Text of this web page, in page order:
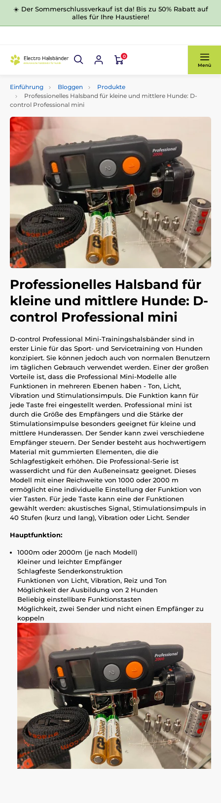
☀️ Der Sommerschlussverkauf ist da! Bis zu 50% Rabatt auf
alles für Ihre Haustiere!
0
Menü
Einführung Bloggen
Produkte
Professionelles Halsband für kleine und mittlere Hunde: D-
control Professional mini
Professionelles Halsband für
kleine und mittlere Hunde: D-
control Professional mini
D-control Professional Mini-Trainingshalsbänder sind in
erster Linie für das Sport- und Servicetraining von Hunden
konzipiert. Sie können jedoch auch von normalen Benutzern
im täglichen Gebrauch verwendet werden. Einer der großen
Vorteile ist, dass die Professional Mini-Modelle alle
Funktionen in mehreren Ebenen haben - Ton, Licht,
Vibration und Stimulationsimpuls. Die Funktion kann für
jede Taste frei eingestellt werden. Professional mini ist
durch die Größe des Empfängers und die Stärke der
Stimulationsimpulse besonders geeignet für kleine und
mittlere Hunderassen. Der Sender kann zwei verschiedene
Empfänger steuern. Der Sender besteht aus hochwertigem
Material mit gummierten Elementen, die die
Schlagfestigkeit erhöhen. Die Professional-Serie ist
wasserdicht und für den Außeneinsatz geeignet. Dieses
Modell mit einer Reichweite von 1000 oder 2000 m
ermöglicht eine individuelle Einstellung der Funktion von
vier Tasten. Für jede Taste kann eine der Funktionen
gewählt werden: akustisches Signal, Stimulationsimpuls in
40 Stufen (kurz und lang), Vibration oder Licht. Sender
Hauptfunktion:
1000m oder 2000m (je nach Modell)
Kleiner und leichter Empfänger
Schlagfeste Senderkonstruktion
Funktionen von Licht, Vibration, Reiz und Ton
Möglichkeit der Ausbildung von 2 Hunden
Beliebig einstellbare Funktionstasten
Möglichkeit, zwei Sender und nicht einen Empfänger zu
koppeln